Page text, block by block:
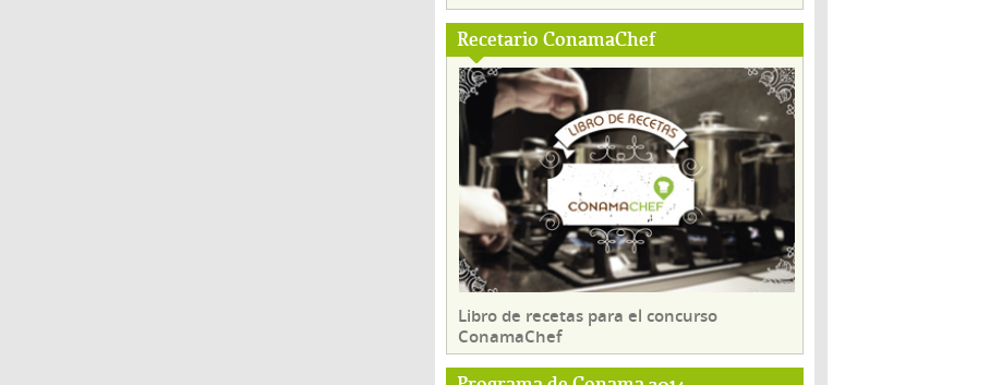
Recetario ConamaChef
Libro de recetas para el concurso
ConamaChef